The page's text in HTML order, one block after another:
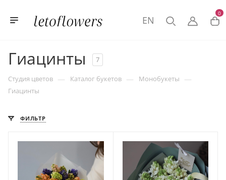
0
EN
Гиацинты 7
Студия цветов — Каталог букетов — Монобукеты —
Гиацинты
ФИЛЬТР